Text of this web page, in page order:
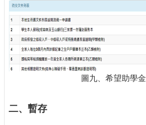
圖九、希望助學金
二、暫存